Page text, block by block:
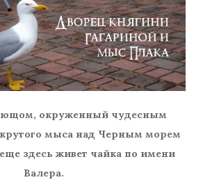
окруженный чудесным
крутого мыса над Черным морем
здесь живет чайка по имени
Валера.